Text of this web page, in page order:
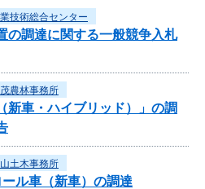
技術総合センター
の調達に関する一般競争入札
農林事務所
新車・ハイブリッド）」の調
土木事務所
ル車（新車）の調達